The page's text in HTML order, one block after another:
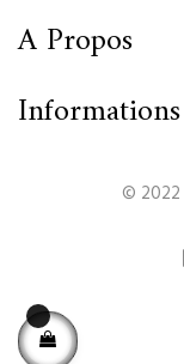
A Propos
Informations
© 2022